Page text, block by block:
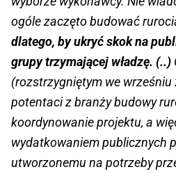
ogóle zaczęto budować
dlatego, by ukryć skok na
grupy trzymającej władzę. (..)
(rozstrzygniętym we wrześniu
potentaci z branży budowy
koordynowanie projektu, a
wydatkowaniem publicznych
utworzonemu na potrzeby